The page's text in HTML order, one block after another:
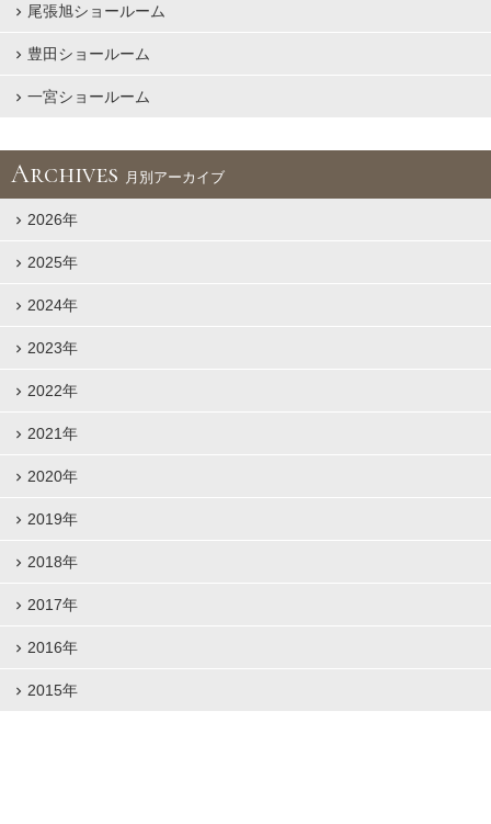
尾張旭ショールーム
豊田ショールーム
一宮ショールーム
Archives 月別アーカイブ
2026年
2025年
2024年
2023年
2022年
2021年
2020年
2019年
2018年
2017年
2016年
2015年